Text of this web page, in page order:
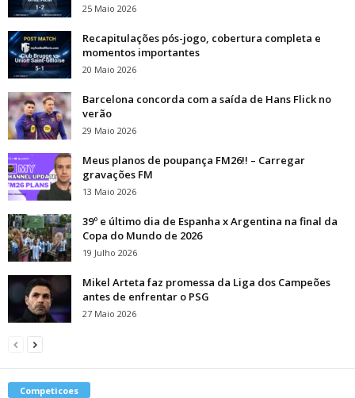
25 Maio 2026
Recapitulações pós-jogo, cobertura completa e
momentos importantes
20 Maio 2026
Barcelona concorda com a saída de Hans Flick no
verão
29 Maio 2026
Meus planos de poupança FM26!! – Carregar
gravações FM
13 Maio 2026
39º e último dia de Espanha x Argentina na final da
Copa do Mundo de 2026
19 Julho 2026
Mikel Arteta faz promessa da Liga dos Campeões
antes de enfrentar o PSG
27 Maio 2026
Competicoes